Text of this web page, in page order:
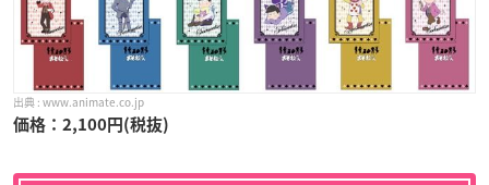
www.animate.co.jp
価格：2,100円(税抜)